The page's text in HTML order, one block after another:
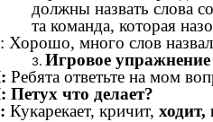
должны назвать слова
та команда, которая
Хорошо, много слов
Игровое упражнение
Ребята ответьте на мом
Петух что делает?
Кукарекает, кричит, ходит,